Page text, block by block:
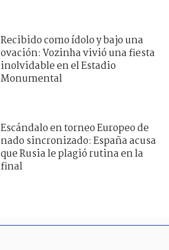
Recibido como ídolo y bajo una
ovación: Vozinha vivió una fiesta
inolvidable en el Estadio
Monumental
Escándalo en torneo Europeo de
nado sincronizado: España acusa
que Rusia le plagió rutina en la
final